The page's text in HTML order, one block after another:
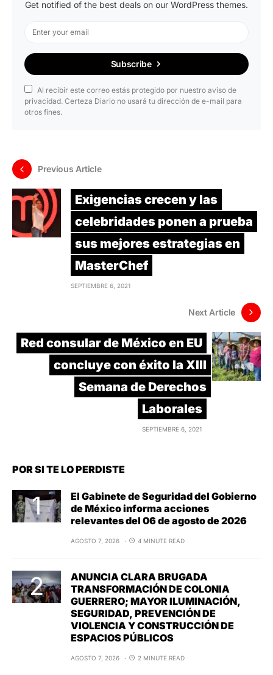
Get notified of the best deals on our WordPress themes.
Subscribe
Al recibir este correo estás protegido por nuestro aviso de
privacidad. Certeza Diario no usará tu dirección de e-mail para
otros fines.
Previous Article
Exigencias crecen y las
celebridades ponen a prueba
sus mejores estrategias en
MasterChef
SEPTIEMBRE 6, 2021
Next Article
Red consular de México en EU
concluye con éxito la XIII
Semana de Derechos
Laborales
SEPTIEMBRE 6, 2021
POR SI TE LO PERDISTE
El Gabinete de Seguridad del Gobierno
de México informa acciones
relevantes del 06 de agosto de 2026
AGOSTO 7, 2026 4 MINUTE READ
ANUNCIA CLARA BRUGADA
TRANSFORMACIÓN DE COLONIA
GUERRERO; MAYOR ILUMINACIÓN,
SEGURIDAD, PREVENCIÓN DE
VIOLENCIA Y CONSTRUCCIÓN DE
ESPACIOS PÚBLICOS
AGOSTO 7, 2026 2 MINUTE READ